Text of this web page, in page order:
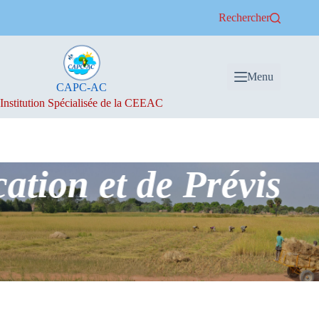
Rechercher
CAPC-AC
Institution Spécialisée de la CEEAC
Menu
et de